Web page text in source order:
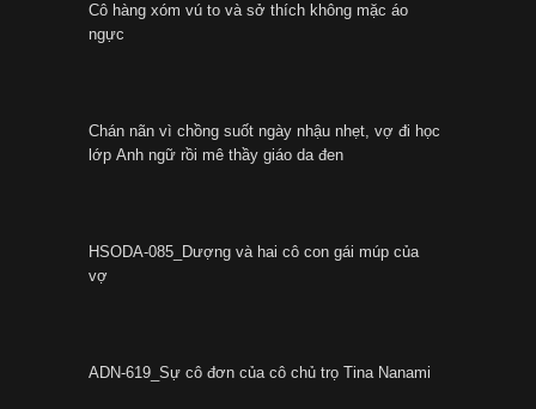
Cô hàng xóm vú to và sở thích không mặc áo
ngực
Chán nãn vì chồng suốt ngày nhậu nhẹt, vợ đi học
lớp Anh ngữ rồi mê thầy giáo da đen
HSODA-085_Dượng và hai cô con gái múp của
vợ
ADN-619_Sự cô đơn của cô chủ trọ Tina Nanami